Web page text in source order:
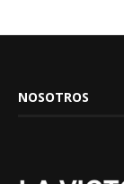
NOSOTROS